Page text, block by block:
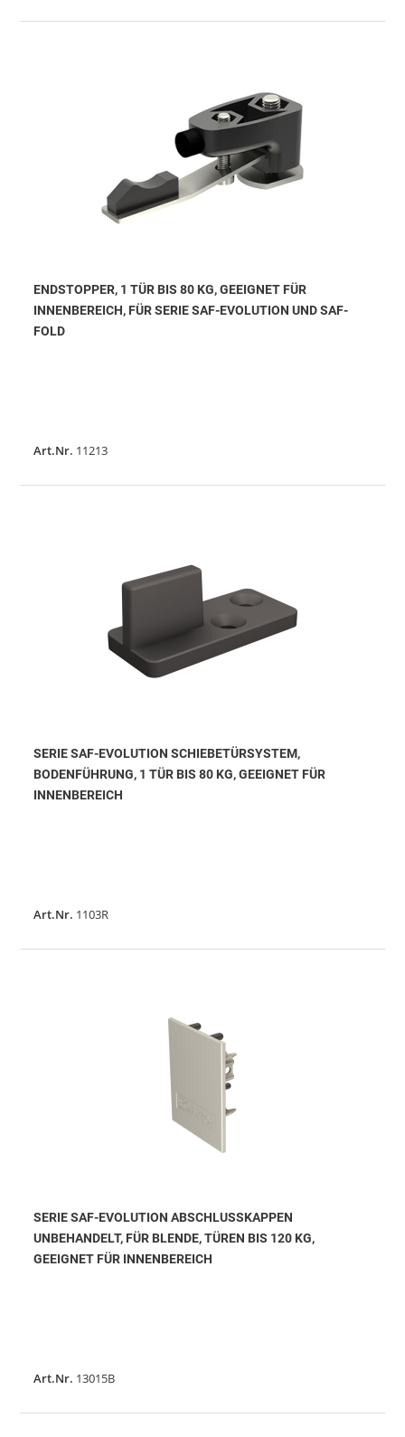
ENDSTOPPER, 1 TÜR BIS 80 KG, GEEIGNET FÜR
INNENBEREICH, FÜR SERIE SAF-EVOLUTION UND SAF-
FOLD
Art.Nr. 11213
SERIE SAF-EVOLUTION SCHIEBETÜRSYSTEM,
BODENFÜHRUNG, 1 TÜR BIS 80 KG, GEEIGNET FÜR
INNENBEREICH
Art.Nr. 1103R
SERIE SAF-EVOLUTION ABSCHLUSSKAPPEN
UNBEHANDELT, FÜR BLENDE, TÜREN BIS 120 KG,
GEEIGNET FÜR INNENBEREICH
Art.Nr. 13015B